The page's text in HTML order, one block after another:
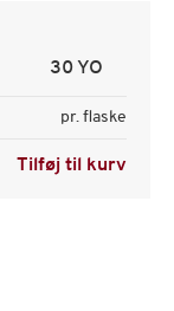
30 YO
pr. flaske
Tilføj til kurv